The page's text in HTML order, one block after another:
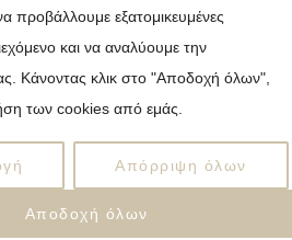
προβάλλουμε εξατομικευμένες
και να αναλύουμε την
Κάνοντας κλικ στο "Αποδοχή όλων",
των cookies από εμάς.
Απόρριψη όλων
Αποδοχή όλων